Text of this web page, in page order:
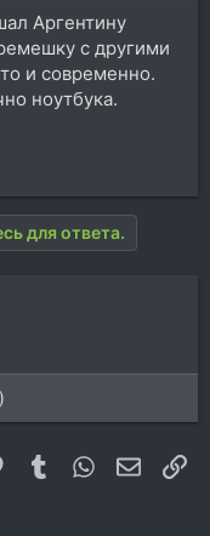
Аргентину
с другими
и современно.
ноутбука.
для ответа.
Pinterest
Tumblr WhatsApp